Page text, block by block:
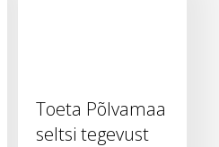
Toeta Põlvamaa
seltsi tegevust